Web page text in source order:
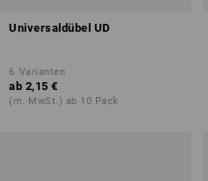
Universaldübel UD
6 Varianten
ab 2,15 €
(m. MwSt.) ab 10 Pack